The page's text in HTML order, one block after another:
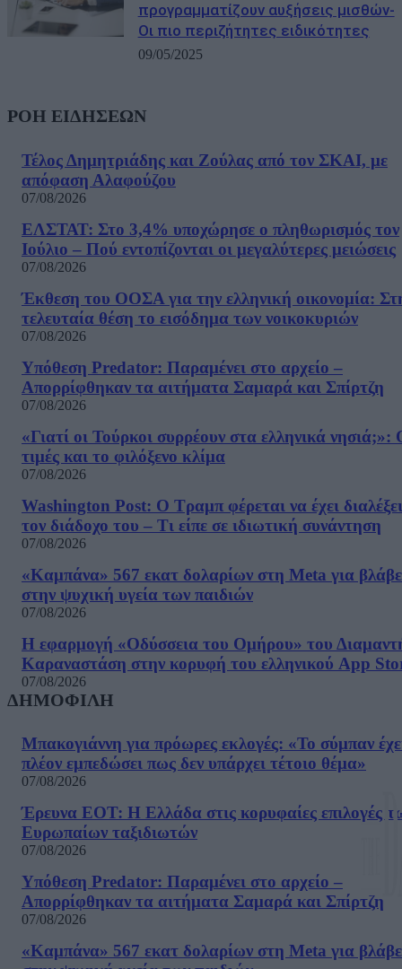
προγραμματίζουν αυξήσεις μισθών-
Oι πιο περιζήτητες ειδικότητες
09/05/2025
ΡΟΗ ΕΙΔΗΣΕΩΝ
Τέλος Δημητριάδης και Ζούλας από τον ΣΚΑΙ, με
απόφαση Αλαφούζου
07/08/2026
ΕΛΣΤΑΤ: Στο 3,4% υποχώρησε ο πληθωρισμός τον
Ιούλιο – Πού εντοπίζονται οι μεγαλύτερες μειώσεις
07/08/2026
Έκθεση του ΟΟΣΑ για την ελληνική οικονομία:
τελευταία θέση το εισόδημα των νοικοκυριών
07/08/2026
Υπόθεση Predator: Παραμένει στο αρχείο –
Απορρίφθηκαν τα αιτήματα Σαμαρά και Σπίρτζη
07/08/2026
«Γιατί οι Τούρκοι συρρέουν στα ελληνικά νησιά;»:
τιμές και το φιλόξενο κλίμα
07/08/2026
Washington Post: Ο Τραμπ φέρεται να έχει διαλέξει
τον διάδοχο του – Τι είπε σε ιδιωτική συνάντηση
07/08/2026
«Καμπάνα» 567 εκατ δολαρίων στη Meta για
στην ψυχική υγεία των παιδιών
07/08/2026
Η εφαρμογή «Οδύσσεια του Ομήρου» του
Καραναστάση στην κορυφή του ελληνικού App
07/08/2026
ΔΗΜΟΦΙΛΗ
Μπακογιάννη για πρόωρες εκλογές: «Το σύμπαν
πλέον εμπεδώσει πως δεν υπάρχει τέτοιο θέμα»
07/08/2026
Έρευνα ΕΟΤ: Η Ελλάδα στις κορυφαίες επιλογές
Ευρωπαίων ταξιδιωτών
07/08/2026
Υπόθεση Predator: Παραμένει στο αρχείο –
Απορρίφθηκαν τα αιτήματα Σαμαρά και Σπίρτζη
07/08/2026
«Καμπάνα» 567 εκατ δολαρίων στη Meta για